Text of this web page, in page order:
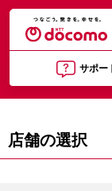
サポー
店舗の選択